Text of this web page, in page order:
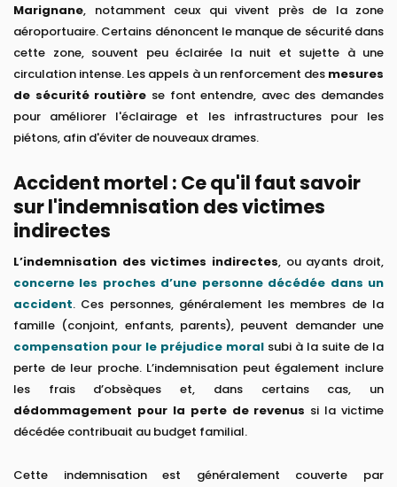
Marignane, notamment ceux qui vivent près de la zone
aéroportuaire. Certains dénoncent le manque de sécurité dans
cette zone, souvent peu éclairée la nuit et sujette à une
circulation intense. Les appels à un renforcement des mesures
de sécurité routière se font entendre, avec des demandes
pour améliorer l'éclairage et les infrastructures pour les
piétons, afin d'éviter de nouveaux drames.
Accident mortel : Ce qu'il faut savoir
sur l'indemnisation des victimes
indirectes
L’indemnisation des victimes indirectes, ou ayants droit,
concerne les proches d’une personne décédée dans un
accident. Ces personnes, généralement les membres de la
famille (conjoint, enfants, parents), peuvent demander une
compensation pour le préjudice moral subi à la suite de la
perte de leur proche. L’indemnisation peut également inclure
les frais d’obsèques et, dans certains cas, un
dédommagement pour la perte de revenus si la victime
décédée contribuait au budget familial.
Cette indemnisation est généralement couverte par